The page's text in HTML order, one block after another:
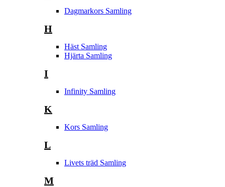
Dagmarkors Samling
H
Häst Samling
Hjärta Samling
I
Infinity Samling
K
Kors Samling
L
Livets träd Samling
M